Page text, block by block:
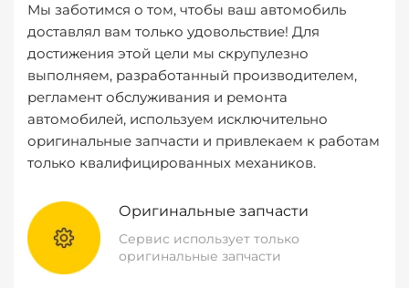
Мы заботимся о том, чтобы ваш автомобиль
доставлял вам только удовольствие! Для
достижения этой цели мы скрупулезно
выполняем, разработанный производителем,
регламент обслуживания и ремонта
автомобилей, используем исключительно
оригинальные запчасти и привлекаем к работам
только квалифицированных механиков.
Оригинальные запчасти
Сервис использует только
оригинальные запчасти